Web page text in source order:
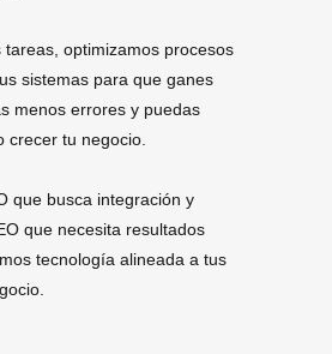
tareas, optimizamos procesos
sistemas para que ganes
menos errores y puedas
crecer tu negocio.
que busca integración y
que necesita resultados
tecnología alineada a tus